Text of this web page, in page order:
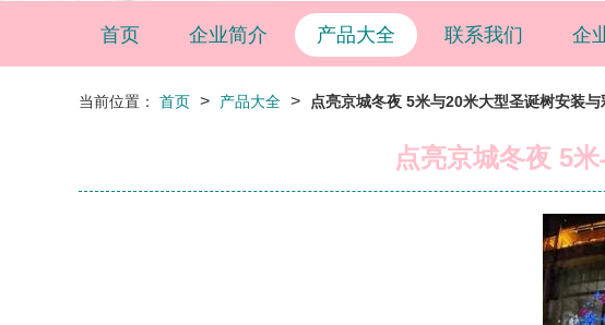
首页 企业简介 产品大全 联系我们 企
当前位置： 首页 > 产品大全 > 点亮京城冬夜 5米与20米大型圣诞树安装
点亮京城冬夜 5